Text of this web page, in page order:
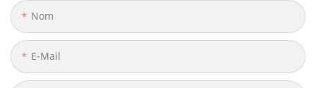
Nom
E-Mail